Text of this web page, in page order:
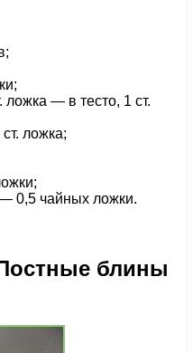
— в тесто, 1 ст.
ложка;
0,5 чайных ложки.
блины